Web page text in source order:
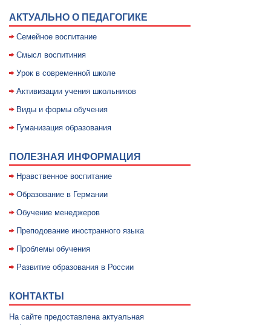
АКТУАЛЬНО О ПЕДАГОГИКЕ
Семейное воспитание
Смысл воспитиния
Уpок в совpеменной школе
Активизации учения школьников
Виды и формы обучения
Гуманизация образования
ПОЛЕЗНАЯ ИНФОРМАЦИЯ
Нравственное воспитание
Образование в Германии
Обучение менеджеров
Преподование иностранного языка
Проблемы обучения
Развитие образования в России
КОНТАКТЫ
На сайте предоставлена актуальная